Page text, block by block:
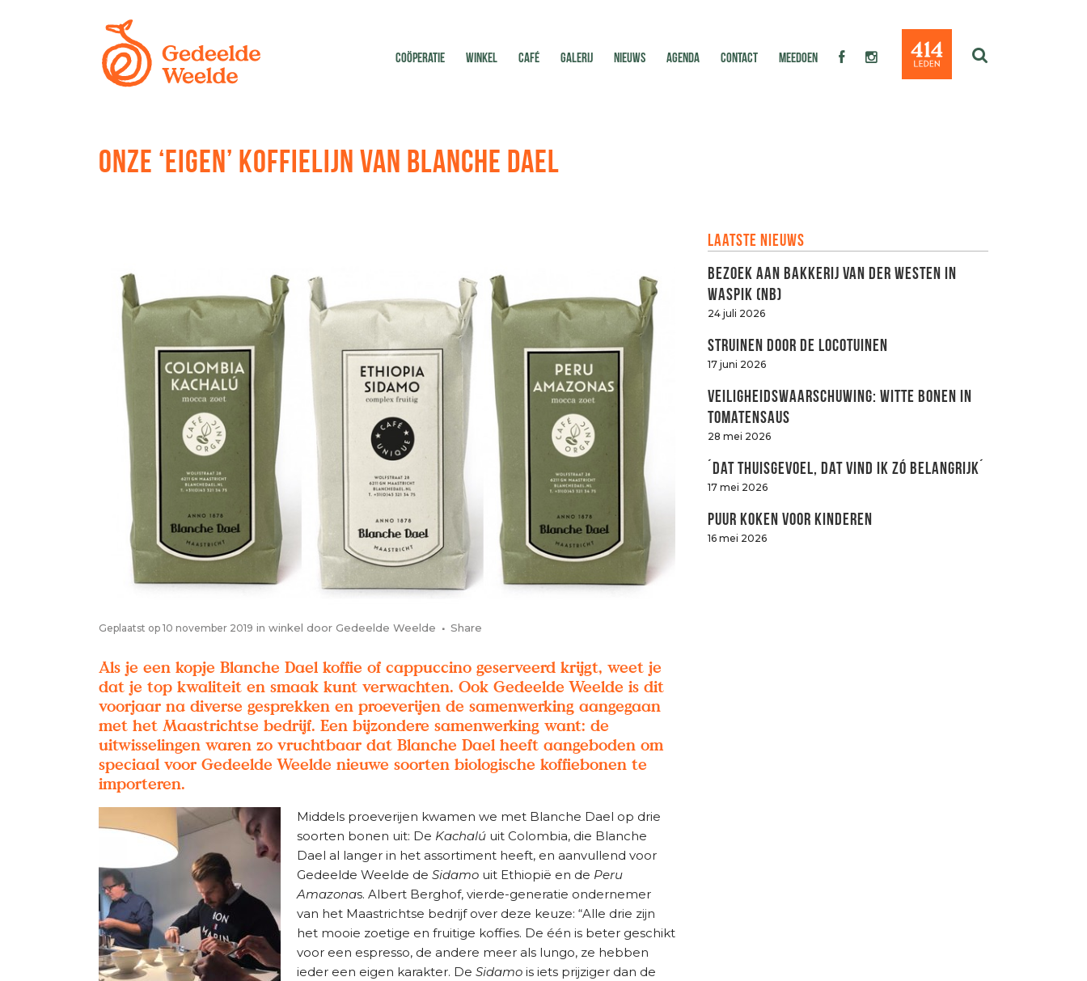
COÖPERATIE WINKEL CAFÉ GALERIJ NIEUWS AGENDA CONTACT MEEDOEN
ONZE ‘EIGEN’ KOFFIELIJN VAN BLANCHE DAEL
Geplaatst op 10 november 2019 in winkel door Gedeelde Weelde Share
Als je een kopje Blanche Dael koffie of cappuccino geserveerd krijgt, weet je
dat je top kwaliteit en smaak kunt verwachten. Ook Gedeelde Weelde is dit
voorjaar na diverse gesprekken en proeverijen de samenwerking aangegaan
met het Maastrichtse bedrijf. Een bijzondere samenwerking want: de
uitwisselingen waren zo vruchtbaar dat Blanche Dael heeft aangeboden om
speciaal voor Gedeelde Weelde nieuwe soorten biologische koffiebonen te
importeren.
Middels proeverijen kwamen we met Blanche Dael op drie
soorten bonen uit: De Kachalú uit Colombia, die Blanche
Dael al langer in het assortiment heeft, en aanvullend voor
Gedeelde Weelde de Sidamo uit Ethiopië en de Peru
Amazonas. Albert Berghof, vierde-generatie ondernemer
van het Maastrichtse bedrijf over deze keuze: “Alle drie zijn
het mooie zoetige en fruitige koffies. De één is beter geschikt
voor een espresso, de andere meer als lungo, ze hebben
ieder een eigen karakter. De Sidamo is iets prijziger dan de
Laatste nieuws
Bezoek aan Bakkerij van der Westen in
Waspik (NB)
24 juli 2026
Struinen door de LOCOtuinen
17 juni 2026
Veiligheidswaarschuwing: witte bonen in
tomatensaus
28 mei 2026
´Dat thuisgevoel, dat vind ik zó belangrijk´
17 mei 2026
Puur koken voor kinderen
16 mei 2026